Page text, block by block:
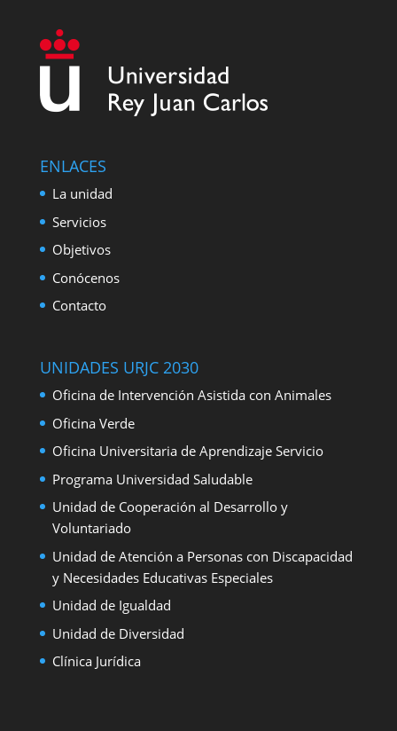
ENLACES
La unidad
Servicios
Objetivos
Conócenos
Contacto
UNIDADES URJC 2030
Oficina de Intervención Asistida con Animales
Oficina Verde
Oficina Universitaria de Aprendizaje Servicio
Programa Universidad Saludable
Unidad de Cooperación al Desarrollo y
Voluntariado
Unidad de Atención a Personas con Discapacidad
y Necesidades Educativas Especiales
Unidad de Igualdad
Unidad de Diversidad
Clínica Jurídica